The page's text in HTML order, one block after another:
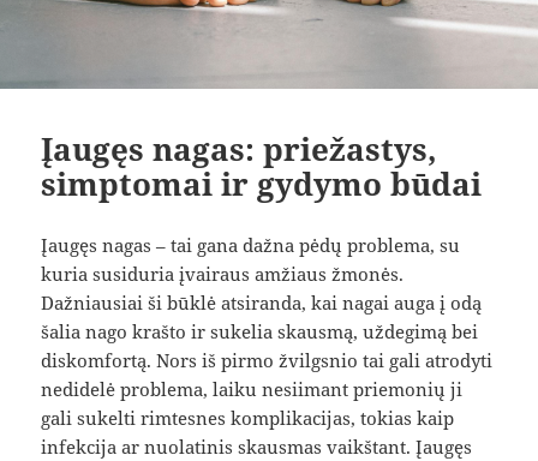
Įaugęs nagas: priežastys,
simptomai ir gydymo būdai
Įaugęs nagas – tai gana dažna pėdų problema, su
kuria susiduria įvairaus amžiaus žmonės.
Dažniausiai ši būklė atsiranda, kai nagai auga į odą
šalia nago krašto ir sukelia skausmą, uždegimą bei
diskomfortą. Nors iš pirmo žvilgsnio tai gali atrodyti
nedidelė problema, laiku nesiimant priemonių ji
gali sukelti rimtesnes komplikacijas, tokias kaip
infekcija ar nuolatinis skausmas vaikštant. Įaugęs